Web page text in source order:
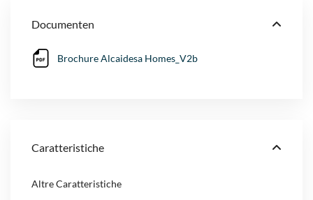
Documenten
Brochure Alcaidesa Homes_V2b
Caratteristiche
Altre Caratteristiche